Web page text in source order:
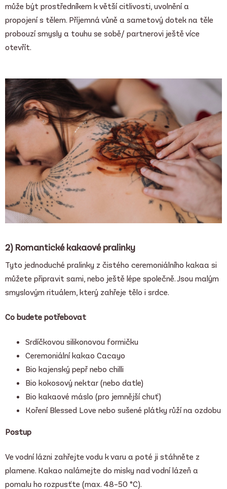
může být prostředníkem k větší citlivosti, uvolnění a
propojení s tělem. Příjemná vůně a sametový dotek na těle
probouzí smysly a touhu se sobě/ partnerovi ještě více
otevřít.
2) Romantické kakaové pralinky
Tyto jednoduché pralinky z čistého ceremoniálního kakaa si
můžete připravit sami, nebo ještě lépe společně. Jsou malým
smyslovým rituálem, který zahřeje tělo i srdce.
Co budete potřebovat
Srdíčkovou silikonovou formičku
Ceremoniální kakao Cacayo
Bio kajenský pepř nebo chilli
Bio kokosový nektar (nebo datle)
Bio kakaové máslo (pro jemnější chuť)
Koření Blessed Love nebo sušené plátky růží na ozdobu
Postup
Ve vodní lázni zahřejte vodu k varu a poté ji stáhněte z
plamene. Kakao nalámejte do misky nad vodní lázeň a
pomalu ho rozpusťte (max. 48–50 °C).